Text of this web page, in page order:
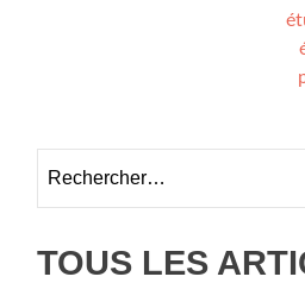
TOUS LES